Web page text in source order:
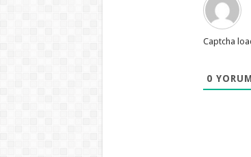
Captcha
0 YORUM